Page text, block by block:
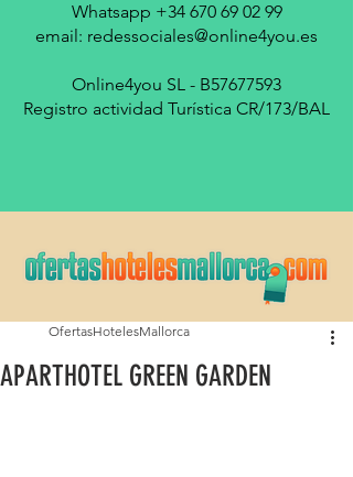
Whatsapp +34 670 69 02 99
email: redessociales@online4you.es
Online4you SL - B57677593
Registro actividad Turística CR/173/BAL
APARTHOTEL GREEN GARDEN
OfertasHotelesMallorca